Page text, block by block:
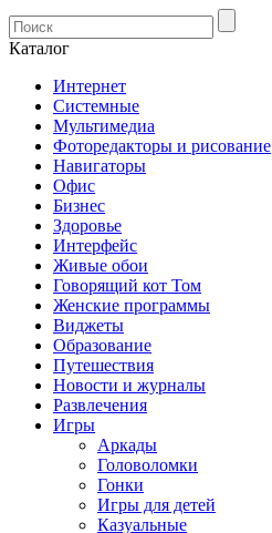
Каталог
Интернет
Системные
Мультимедиа
Фоторедакторы и рисование
Навигаторы
Офис
Бизнес
Здоровье
Интерфейс
Живые обои
Говорящий кот Том
Женские программы
Виджеты
Образование
Путешествия
Новости и журналы
Развлечения
Игры
Аркады
Головоломки
Гонки
Игры для детей
Казуальные